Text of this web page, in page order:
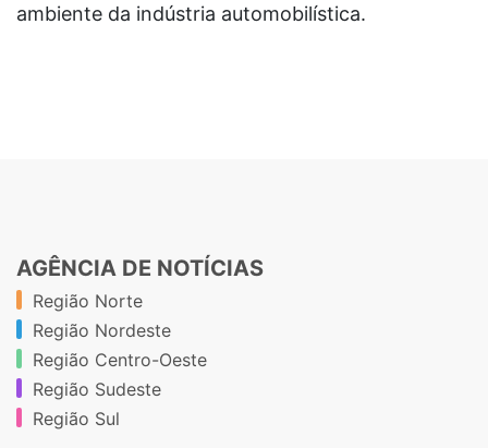
ambiente da indústria automobilística.
AGÊNCIA DE NOTÍCIAS
Região Norte
Região Nordeste
Região Centro-Oeste
Região Sudeste
Região Sul